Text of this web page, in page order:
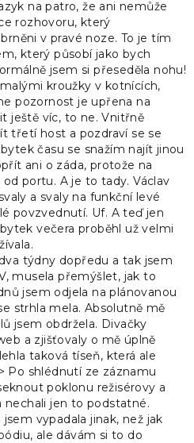
na patro, že ani nemůže
rozhovoru, který
v pravé noze. To je tím
který působí jako bych
jsem si přeseděla nohu!
kroužky v kotnících,
pozornost je upřena na
ještě víc, to ne. Vnitřně
třetí host a pozdraví se se
času se snažím najít jinou
ani o záda, protože na
portu. A je to tady. Václav
a svaly na funkční levé
povzvednutí. Uf. A teď jen
večera proběhl už velmi
týdny dopředu a tak jsem
musela přemýšlet, jak to
jsem odjela na plánovanou
strhla mela. Absolutně mě
jsem obdržela. Divačky
a zjišťovaly o mě úplně
taková tíseň, která ale
Po shlédnutí ze záznamu
poklonu režisérovy a
nechali jen to podstatné.
vypadala jinak, než jak
ale dávám si to do